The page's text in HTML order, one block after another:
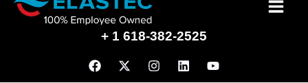
atla
+ 1 618-382-2525